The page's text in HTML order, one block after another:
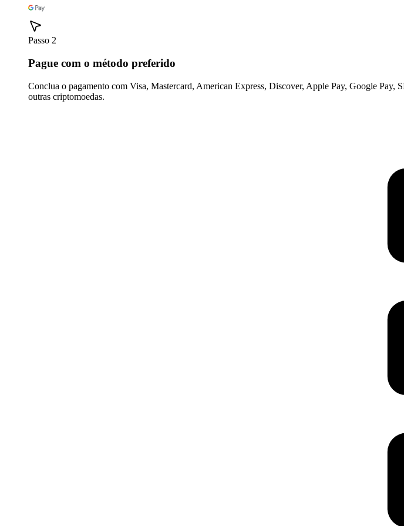
Passo 2
Pague com o método preferido
Conclua o pagamento com Visa, Mastercard, American Express, Discover, Apple Pay, Google
outras criptomoedas.